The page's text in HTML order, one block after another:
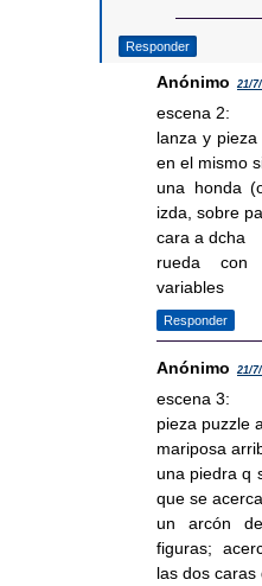
Responder
Anónimo 21/
escena 2:
lanza y
en el mismo
una honda
izda, sobre
cara a dcha
rueda con
variables
Responder
Anónimo 21/
escena 3:
pieza puzzle
mariposa
una piedra q
que se
un arcón
figuras;
las dos caras